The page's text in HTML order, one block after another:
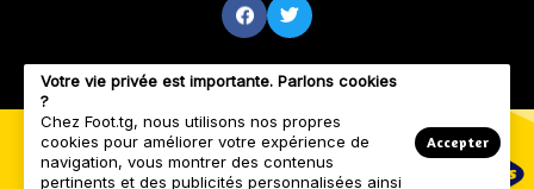
Votre vie privée est importante. Parlons cookies
?
Chez Foot.tg, nous utilisons nos propres
cookies pour améliorer votre expérience de
navigation, vous montrer des contenus
pertinents et des publicités personnalisées ainsi
Accepter